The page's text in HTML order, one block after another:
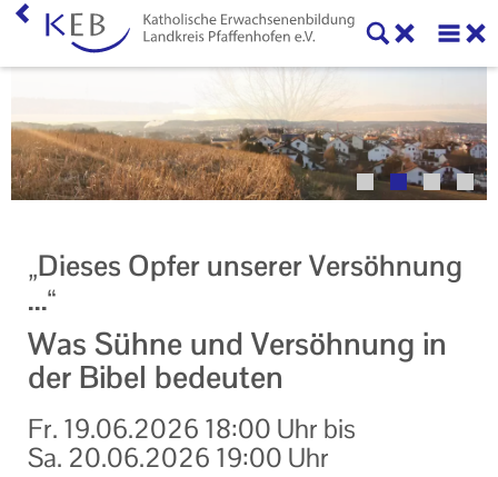
„Dieses Opfer unserer Versöhnung
...“
Was Sühne und Versöhnung in
der Bibel bedeuten
Fr. 19.06.2026 18:00 Uhr bis
Sa. 20.06.2026 19:00 Uhr
Veranstaltungen
KEB Pfaffenhofen
50 Jahre KEB im Landkreis Pfaffenhofen
Geschäftsstelle
Teilnahmebedingungen
Mitglieder und Kooperationspartner der KEB
Pfaffenhofen